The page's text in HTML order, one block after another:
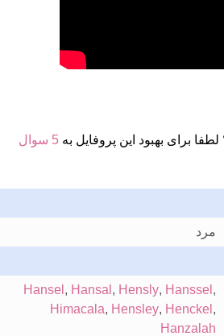
5 سوال
مرد
Hansel , Hansal , Hensly, Hanssel ,
Himacala, Hensley, Henckel ,
Hanzalah